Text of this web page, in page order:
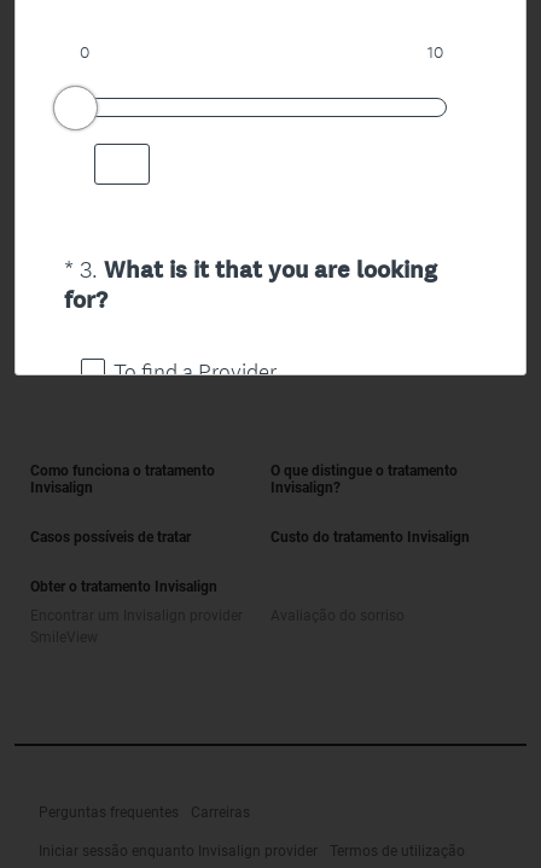
Como funciona o tratamento
Invisalign
O que distingue o tratamento
Invisalign?
Casos possíveis de tratar Custo do tratamento Invisalign
Obter o tratamento Invisalign
Perguntas frequentes Carreiras
Iniciar sessão enquanto Invisalign provider Termos de utilização